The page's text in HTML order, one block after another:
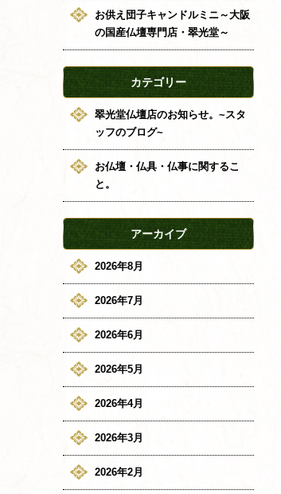
お供え団子キャンドルミニ～大阪
の国産仏壇専門店・翠光堂～
カテゴリー
翠光堂仏壇店のお知らせ。~スタ
ッフのブログ~
お仏壇・仏具・仏事に関するこ
と。
アーカイブ
2026年8月
2026年7月
2026年6月
2026年5月
2026年4月
2026年3月
2026年2月